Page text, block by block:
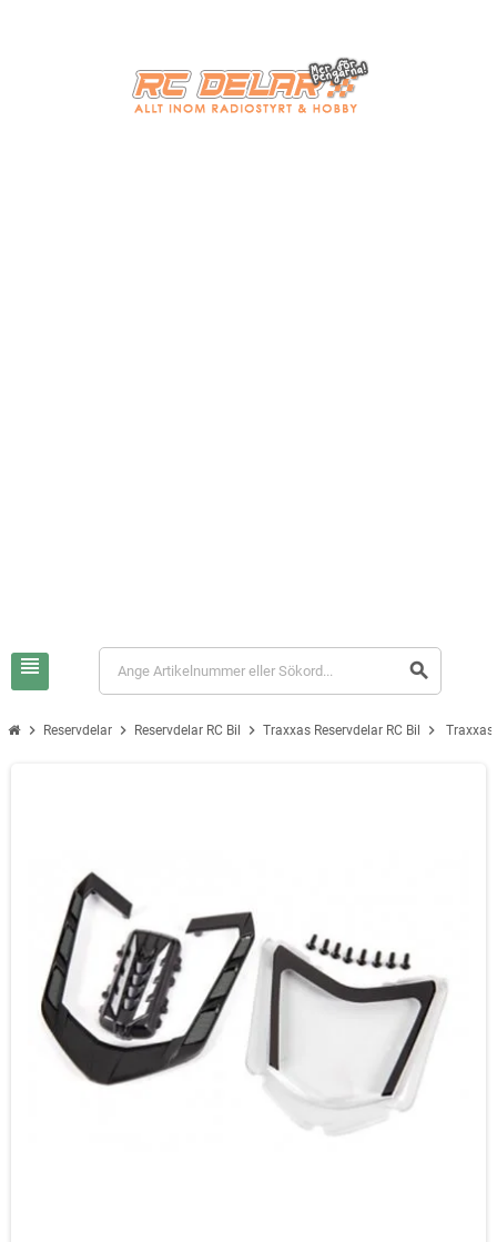
view_headline search
chevron_right Reservdelar chevron_right Reservdelar RC Bil chevron_right Traxxas Reservdelar RC Bil chevron_right Traxxas